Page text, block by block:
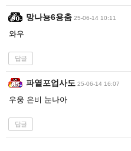
망나뇽6용춤 25-06-14 10:11
와우
답글
파열포업사도 25-06-14 16:07
우웅 은비 눈나아
답글